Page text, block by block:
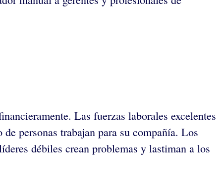
Las fuerzas laborales excelentes
personas trabajan para su compañía. Los
débiles crean problemas y lastiman a los